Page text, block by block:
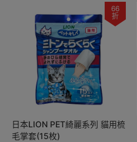
66
折
日本LION PET綺麗系列 貓用梳
毛掌套(15枚)